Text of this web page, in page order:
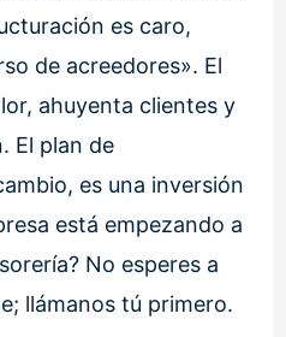
es caro,
de acreedores». El
ahuyenta clientes y
El plan de
es una inversión
está empezando a
No esperes a
llámanos tú primero.